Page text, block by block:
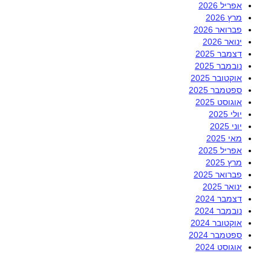
אפריל 2026
מרץ 2026
פברואר 2026
ינואר 2026
דצמבר 2025
נובמבר 2025
אוקטובר 2025
ספטמבר 2025
אוגוסט 2025
יולי 2025
יוני 2025
מאי 2025
אפריל 2025
מרץ 2025
פברואר 2025
ינואר 2025
דצמבר 2024
נובמבר 2024
אוקטובר 2024
ספטמבר 2024
אוגוסט 2024